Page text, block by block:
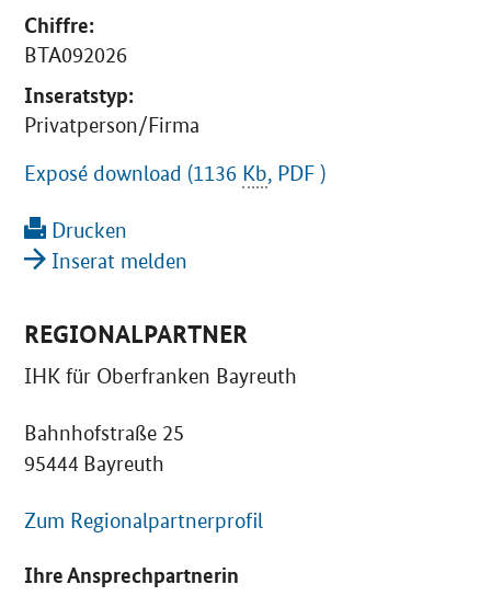
Chiffre:
BTA092026
Inseratstyp:
Privatperson/Firma
Exposé download (1136 Kb, PDF )
Drucken
Inserat melden
REGIONALPARTNER
IHK für Oberfranken Bayreuth
Bahnhofstraße 25
95444 Bayreuth
Zum Regionalpartnerprofil
Ihre Ansprechpartnerin